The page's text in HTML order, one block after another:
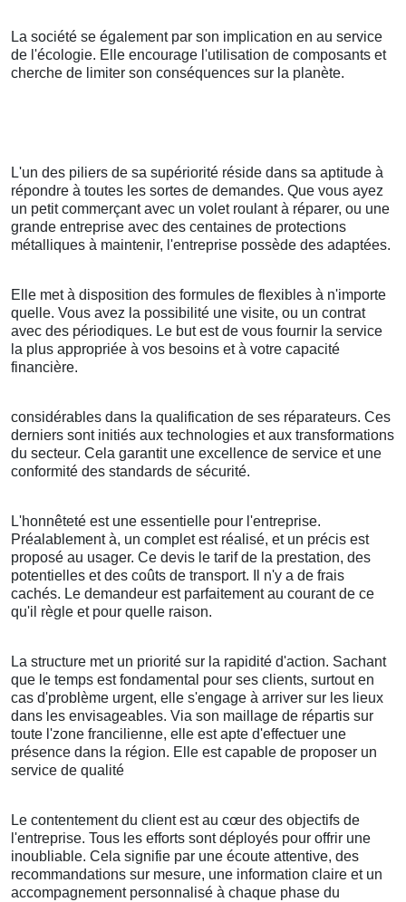
La société se également par son implication en au service
de l'écologie. Elle encourage l'utilisation de composants et
cherche de limiter son conséquences sur la planète.
L'un des piliers de sa supériorité réside dans sa aptitude à
répondre à toutes les sortes de demandes. Que vous ayez
un petit commerçant avec un volet roulant à réparer, ou une
grande entreprise avec des centaines de protections
métalliques à maintenir, l'entreprise possède des adaptées.
Elle met à disposition des formules de flexibles à n'importe
quelle. Vous avez la possibilité une visite, ou un contrat
avec des périodiques. Le but est de vous fournir la service
la plus appropriée à vos besoins et à votre capacité
financière.
considérables dans la qualification de ses réparateurs. Ces
derniers sont initiés aux technologies et aux transformations
du secteur. Cela garantit une excellence de service et une
conformité des standards de sécurité.
L'honnêteté est une essentielle pour l'entreprise.
Préalablement à, un complet est réalisé, et un précis est
proposé au usager. Ce devis le tarif de la prestation, des
potentielles et des coûts de transport. Il n'y a de frais
cachés. Le demandeur est parfaitement au courant de ce
qu'il règle et pour quelle raison.
La structure met un priorité sur la rapidité d'action. Sachant
que le temps est fondamental pour ses clients, surtout en
cas d'problème urgent, elle s'engage à arriver sur les lieux
dans les envisageables. Via son maillage de répartis sur
toute l'zone francilienne, elle est apte d'effectuer une
présence dans la région. Elle est capable de proposer un
service de qualité
Le contentement du client est au cœur des objectifs de
l'entreprise. Tous les efforts sont déployés pour offrir une
inoubliable. Cela signifie par une écoute attentive, des
recommandations sur mesure, une information claire et un
accompagnement personnalisé à chaque phase du